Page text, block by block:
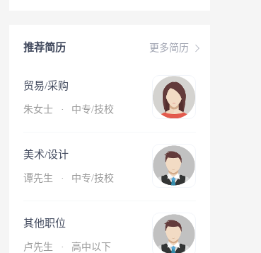
更多简历
推荐简历
贸易/采购
朱女士 · 中专/技校
美术/设计
谭先生 · 中专/技校
其他职位
卢先生 · 高中以下